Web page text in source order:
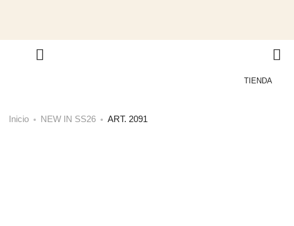
TIENDA
Inicio NEW IN SS26 ART. 2091